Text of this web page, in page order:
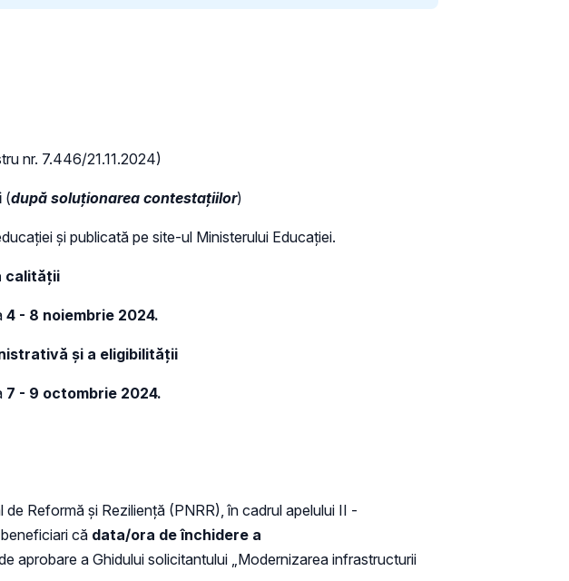
nr. 7.446/21.11.2024)
(după soluționarea contestațiilor)
și publicată pe site-ul Ministerului Educației.
calității
4 - 8 noiembrie 2024.
și a eligibilității
7 - 9 octombrie 2024.
Reformă și Reziliență (PNRR), în cadrul apelului II -
că data/ora de închidere a
aprobare a Ghidului solicitantului „Modernizarea infrastructurii